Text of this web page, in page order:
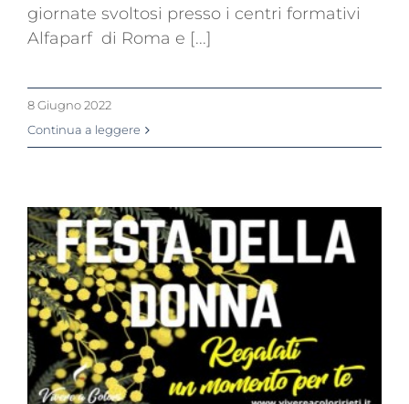
giornate svoltosi presso i centri formativi
Alfaparf di Roma e [...]
8 Giugno 2022
Continua a leggere